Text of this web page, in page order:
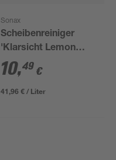
Sonax
Scheibenreiniger
'Klarsicht Lemon
Rocks' 1:100
Konzentrat 250 ml
10,49 €
41,96 € / Liter